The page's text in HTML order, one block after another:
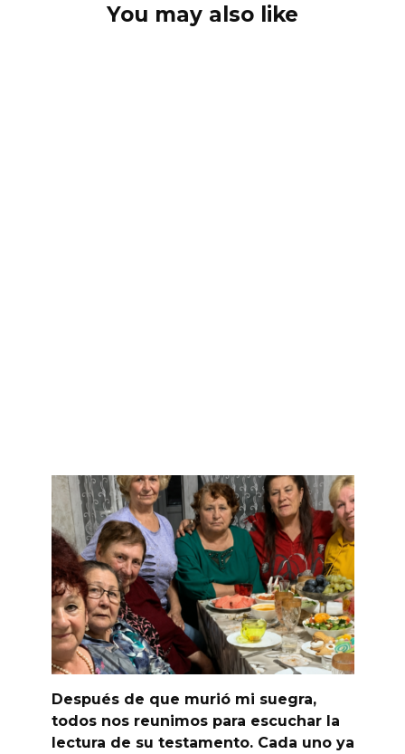
You may also like
Después de que murió mi suegra,
todos nos reunimos para escuchar la
lectura de su testamento. Cada uno ya